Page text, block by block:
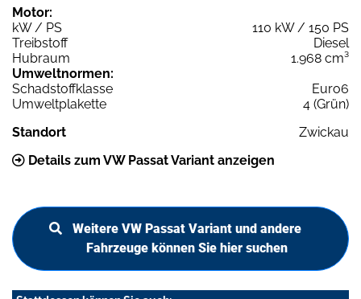
Motor:
kW / PS
110 kW / 150 PS
Treibstoff
Diesel
Hubraum
1.968 cm³
Umweltnormen:
Schadstoffklasse
Euro6
Umweltplakette
4 (Grün)
Standort
Zwickau
Details zum VW Passat Variant anzeigen
Weitere VW Passat Variant und andere
Fahrzeuge können Sie hier suchen